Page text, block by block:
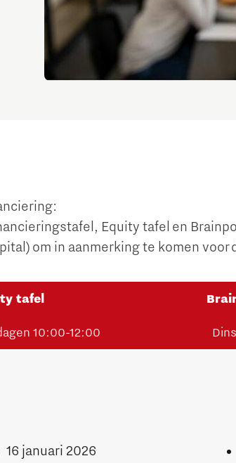
Equity tafel en
om in aanmerking te komen voor
tafel
10:00-12:00
16 januari 2026